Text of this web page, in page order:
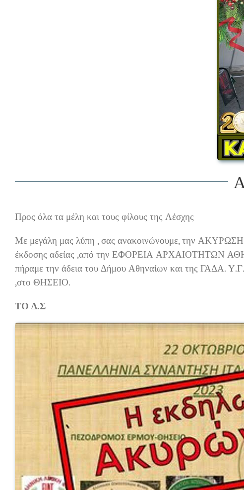
Προς όλα τα μέλη και τους φίλους της Λέσχης
Με μεγάλη μας λύπη , σας ανακοινώνουμε, την ΑΚΥΡΩΣΗ
έκδοσης αδείας ,από την ΕΦΟΡΕΙΑ ΑΡΧΑΙΟΤΗΤΩΝ
πήραμε την άδεια του Δήμου Αθηναίων και της ΓΑΔΑ. Υ.Γ.
,στο ΘΗΣΕΙΟ.
ΤΟ Δ.Σ